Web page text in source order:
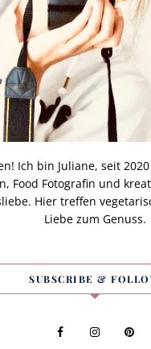
Ich bin Juliane, seit
Food Fotografin und
Hier treffen
Liebe zum Genuss.
SUBSCRIBE &